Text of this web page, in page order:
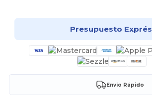
Presupuesto Exprés
Envío Rápido